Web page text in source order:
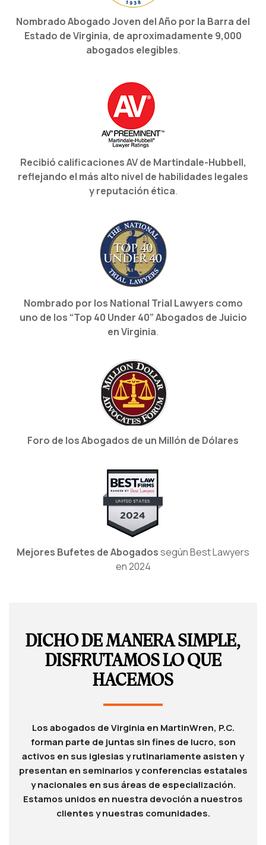
Nombrado Abogado Joven del Año por la Barra del
Estado de Virginia, de aproximadamente 9,000
abogados elegibles.
Recibió calificaciones AV de Martindale-Hubbell,
reflejando el más alto nivel de habilidades legales
y reputación ética.
Nombrado por los National Trial Lawyers como
uno de los “Top 40 Under 40” Abogados de Juicio
en Virginia.
Foro de los Abogados de un Millón de Dólares
Mejores Bufetes de Abogadossegún Best Lawyers
en 2024
DICHO DE MANERA SIMPLE,
DISFRUTAMOS LO QUE
HACEMOS
Los abogados de Virginia en MartinWren, P.C.
forman parte de juntas sin fines de lucro, son
activos en sus iglesias y rutinariamente asisten y
presentan en seminarios y conferencias estatales
y nacionales en sus áreas de especialización.
Estamos unidos en nuestra devoción a nuestros
clientes y nuestras comunidades.